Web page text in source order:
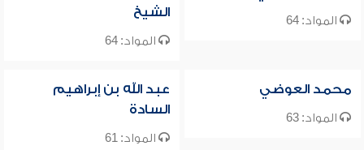
المواد: 64
الشيخ
المواد: 64
محمد العوضي
المواد: 63
عبد الله بن إبراهيم
السادة
المواد: 61